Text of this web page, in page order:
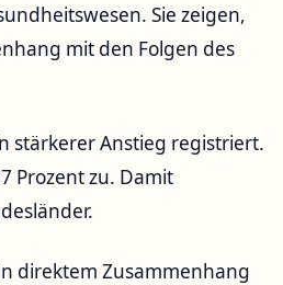
Sie zeigen,
mit den Folgen des
stärkerer Anstieg registriert.
Prozent zu. Damit
direktem Zusammenhang